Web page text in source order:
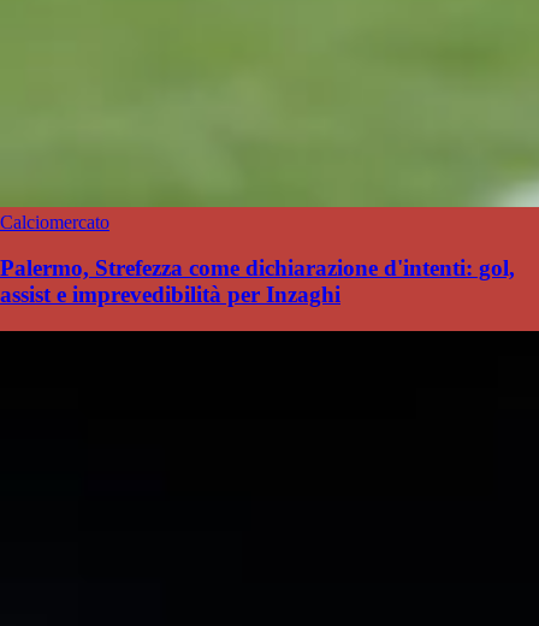
Calciomercato
Palermo, Strefezza come dichiarazione d'intenti: gol,
assist e imprevedibilità per Inzaghi